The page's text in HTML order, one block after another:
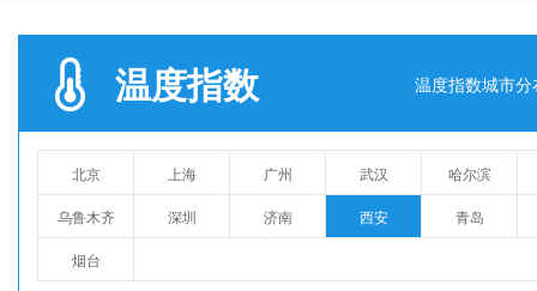
温度指数 温度指数城市分
北京 上海 广州 武汉 哈尔滨
乌鲁木齐 深圳 济南 西安 青岛
烟台